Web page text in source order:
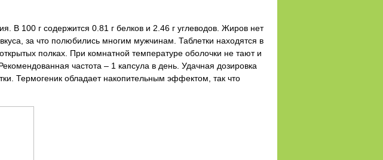
100 г содержится 0.81 г белков и 2.46 г углеводов. Жиров нет
за что полюбились многим мужчинам. Таблетки находятся в
полках. При комнатной температуре оболочки не тают и
частота – 1 капсула в день. Удачная дозировка
Термогеник обладает накопительным эффектом, так что